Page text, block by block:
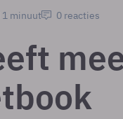
minuut 0 reacties